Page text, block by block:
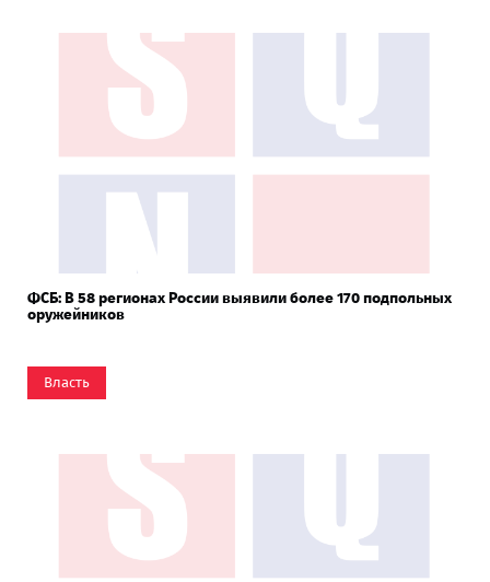
ФСБ: В 58 регионах России выявили более 170 подпольных
оружейников
Власть